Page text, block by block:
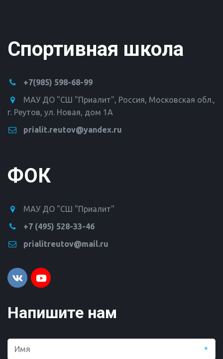
Спортивная школа
+7(985) 598-68-99
МАУ ДО "СШ "Приалит", Россия, Московская обл.,
г. Реутов, ул. Новая, дом 1А
prialit.reutov@yandex.ru
ФОК
МАУ ДО "СШ "Приалит"
+7 (495) 528-33-46
prialitreutov@mail.ru
Напишите нам
*